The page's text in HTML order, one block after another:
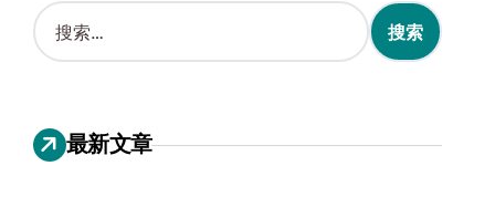
搜
索
：
最新文章